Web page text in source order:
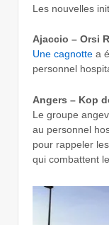
Les nouvelles
Ajaccio – Orsi
Une cagnotte a
personnel
Angers – Kop
Le groupe
au personnel
pour rappeler
qui combattent